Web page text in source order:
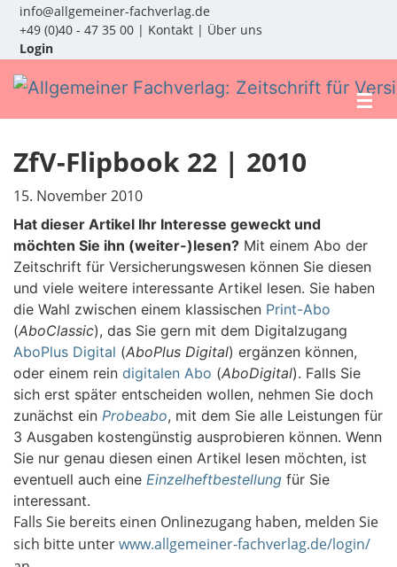
info@allgemeiner-fachverlag.de
+49 (0)40 - 47 35 00 | Kontakt | Über uns
Login
☰
ZfV-Flipbook 22 | 2010
15. November 2010
Hat dieser Artikel Ihr Interesse geweckt und
möchten Sie ihn (weiter-)lesen? Mit einem Abo der
Zeitschrift für Versicherungswesen können Sie diesen
und viele weitere interessante Artikel lesen. Sie haben
die Wahl zwischen einem klassischen Print-Abo
(AboClassic), das Sie gern mit dem Digitalzugang
AboPlus Digital (AboPlus Digital) ergänzen können,
oder einem rein digitalen Abo (AboDigital). Falls Sie
sich erst später entscheiden wollen, nehmen Sie doch
zunächst ein Probeabo, mit dem Sie alle Leistungen für
3 Ausgaben kostengünstig ausprobieren können. Wenn
Sie nur genau diesen einen Artikel lesen möchten, ist
eventuell auch eine Einzelheftbestellung für Sie
interessant.
Falls Sie bereits einen Onlinezugang haben, melden Sie
sich bitte unterwww.allgemeiner-fachverlag.de/login/